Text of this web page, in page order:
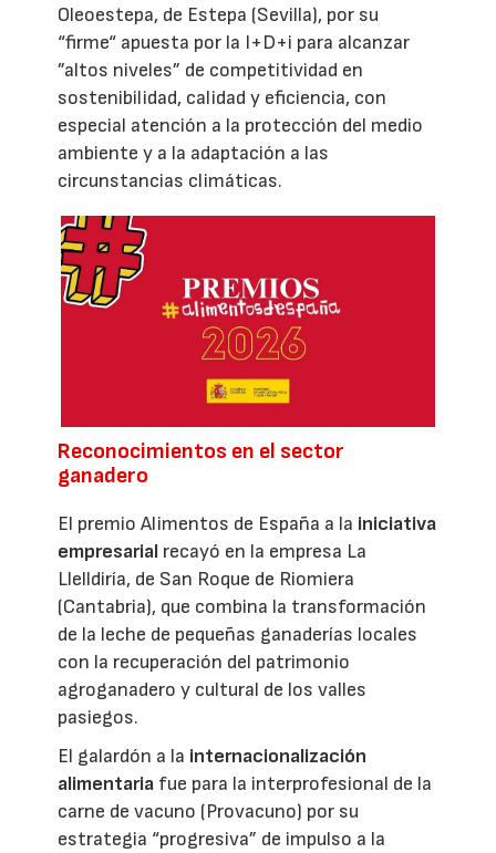
Oleoestepa, de Estepa (Sevilla), por su
“firme“ apuesta por la I+D+i para alcanzar
”altos niveles” de competitividad en
sostenibilidad, calidad y eficiencia, con
especial atención a la protección del medio
ambiente y a la adaptación a las
circunstancias climáticas.
Reconocimientos en el sector
ganadero
El premio Alimentos de España a la iniciativa
empresarial recayó en la empresa La
Llelldiría, de San Roque de Riomiera
(Cantabria), que combina la transformación
de la leche de pequeñas ganaderías locales
con la recuperación del patrimonio
agroganadero y cultural de los valles
pasiegos.
El galardón a la internacionalización
alimentaria fue para la interprofesional de la
carne de vacuno (Provacuno) por su
estrategia “progresiva” de impulso a la